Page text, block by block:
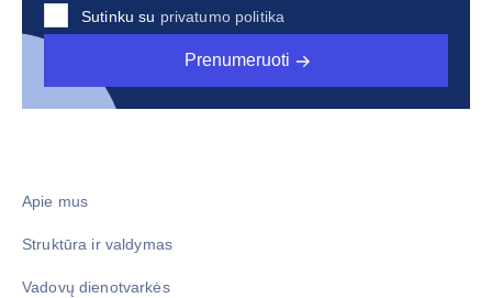
Sutinku su privatumo politika
Prenumeruoti
Apie mus
Struktūra ir valdymas
Vadovų dienotvarkės